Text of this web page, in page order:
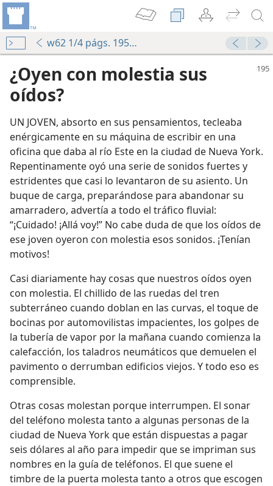
w62 1/4 págs. 195-196
de Dios lleva a la calamidad
¿Oyen con molestia sus
oídos?
UN JOVEN, absorto en sus pensamientos, tecleaba
enérgicamente en su máquina de escribir en una
oficina que daba al río Este en la ciudad de Nueva York.
Repentinamente oyó una serie de sonidos fuertes y
estridentes que casi lo levantaron de su asiento. Un
buque de carga, preparándose para abandonar su
amarradero, advertía a todo el tráfico fluvial:
“¡Cuidado! ¡Allá voy!” No cabe duda de que los oídos de
ese joven oyeron con molestia esos sonidos. ¡Tenían
motivos!
Casi diariamente hay cosas que nuestros oídos oyen
con molestia. El chillido de las ruedas del tren
subterráneo cuando doblan en las curvas, el toque de
bocinas por automovilistas impacientes, los golpes de
la tubería de vapor por la mañana cuando comienza la
calefacción, los taladros neumáticos que demuelen el
pavimento o derrumban edificios viejos. Y todo eso es
comprensible.
Otras cosas molestan porque interrumpen. El sonar
del teléfono molesta tanto a algunas personas de la
ciudad de Nueva York que están dispuestas a pagar
seis dólares al año para impedir que se impriman sus
nombres en la guía de teléfonos. El que suene el
timbre de la puerta molesta tanto a otros que escogen